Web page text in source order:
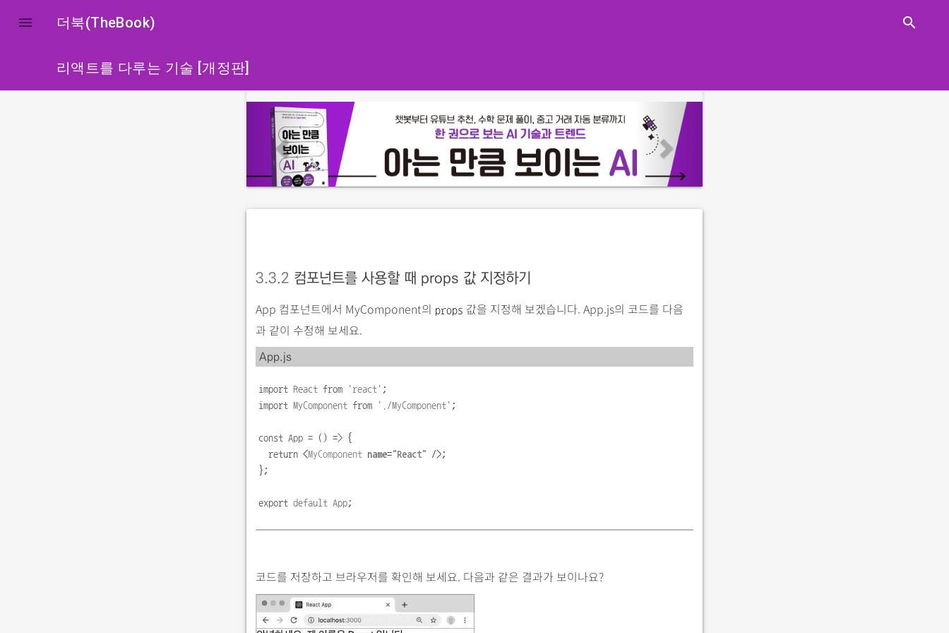
 더북(TheBook) search
리액트를 다루는 기술 [개정판]
p
r
e
v
i
o
x
t
3.3.2 컴포넌트를 사용할 때 props 값 지정하기
App 컴포넌트에서 MyComponent의 props 값을 지정해 보겠습니다. App.js의 코드를 다음
과 같이 수정해 보세요.
App.js
import React from 'react ' ;
import MyComponent from ' ./MyComponent ' ;
const App = () => {
return <MyComponent name="React" />;
};
export default App;
코드를 저장하고 브라우저를 확인해 보세요. 다음과 같은 결과가 보이나요?